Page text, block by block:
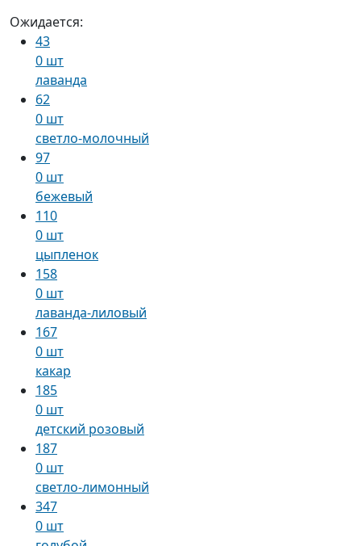
Ожидается:
43
0 шт
лаванда
62
0 шт
светло-молочный
97
0 шт
бежевый
110
0 шт
цыпленок
158
0 шт
лаванда-лиловый
167
0 шт
какар
185
0 шт
детский розовый
187
0 шт
светло-лимонный
347
0 шт